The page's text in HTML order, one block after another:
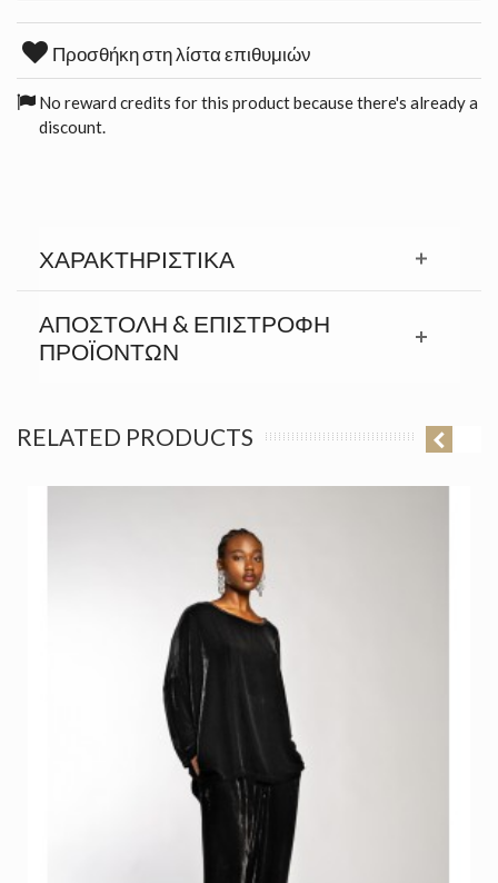
Προσθήκη στη λίστα επιθυμιών
No reward credits for this product because there's already a
discount.
ΧΑΡΑΚΤΗΡΙΣΤΙΚΆ
ΑΠΟΣΤΟΛΉ & ΕΠΙΣΤΡΟΦΉ
ΠΡΟΪΟΝΤΩΝ
RELATED PRODUCTS